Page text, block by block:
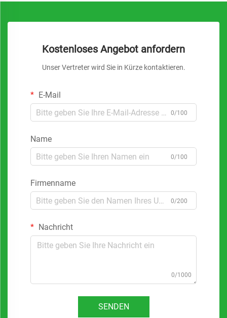
Kostenloses Angebot anfordern
Unser Vertreter wird Sie in Kürze kontaktieren.
E-Mail
0/100
Name
0/100
Firmenname
0/200
Nachricht
0/1000
SENDEN